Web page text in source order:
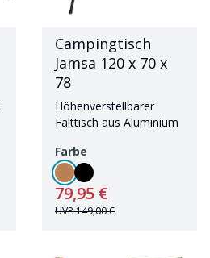
Campingtisch
Jamsa 120 x 70 x
78
Höhenverstellbarer
Falttisch aus Aluminium
Farbe
79,95 €
UVP149,00 €